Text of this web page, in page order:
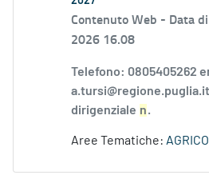
Contenuto Web - Data
2026 16.08
Telefono: 0805405262
dirigenziale n.
Aree Tematiche: